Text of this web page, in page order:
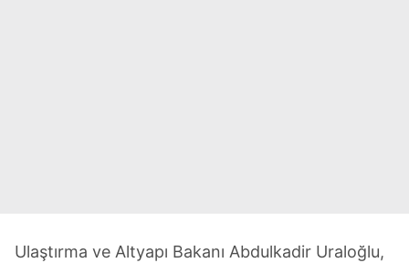
Ulaştırma ve Altyapı Bakanı Abdulkadir Uraloğlu,